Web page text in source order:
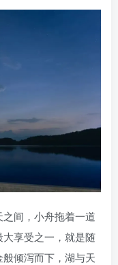
间，小舟拖着一道
享受之一，就是随
倾泻而下，湖与天